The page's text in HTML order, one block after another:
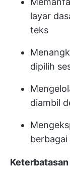
layar
teks
dipilih
diambil